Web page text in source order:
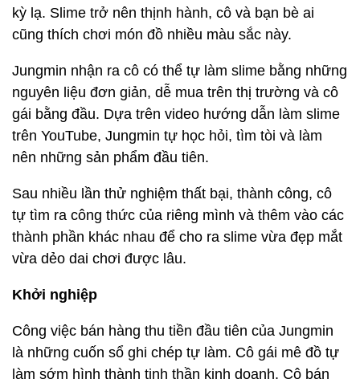
kỳ lạ. Slime trở nên thịnh hành, cô và bạn bè ai
cũng thích chơi món đồ nhiều màu sắc này.
Jungmin nhận ra cô có thể tự làm slime bằng những
nguyên liệu đơn giản, dễ mua trên thị trường và cô
gái bằng đầu. Dựa trên video hướng dẫn làm slime
trên YouTube, Jungmin tự học hỏi, tìm tòi và làm
nên những sản phẩm đầu tiên.
Sau nhiều lần thử nghiệm thất bại, thành công, cô
tự tìm ra công thức của riêng mình và thêm vào các
thành phần khác nhau để cho ra slime vừa đẹp mắt
vừa dẻo dai chơi được lâu.
Khởi nghiệp
Công việc bán hàng thu tiền đầu tiên của Jungmin
là những cuốn sổ ghi chép tự làm. Cô gái mê đồ tự
làm sớm hình thành tinh thần kinh doanh. Cô bán